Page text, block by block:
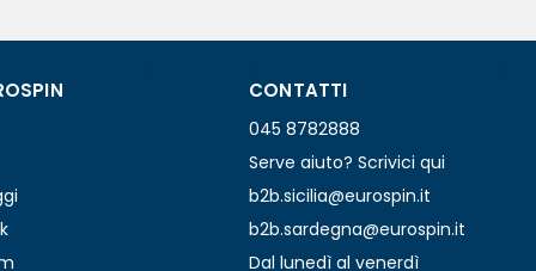
CONTATTI
045 8782888
Serve aiuto? Scrivici qui
b2b.sicilia@eurospin.it
b2b.sardegna@eurospin.it
Dal lunedì al venerdì